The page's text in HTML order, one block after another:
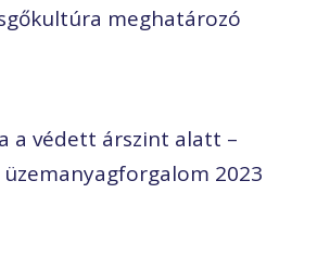
meghatározó
a védett árszint alatt –
2023